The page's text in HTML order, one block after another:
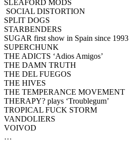
SLEAFORD MODS
SOCIAL DISTORTION
SPLIT DOGS
STARBENDERS
SUGAR first show in Spain since 1993
SUPERCHUNK
THE ADICTS ‘Adios Amigos’
THE DAMN TRUTH
THE DEL FUEGOS
THE HIVES
THE TEMPERANCE MOVEMENT
THERAPY? plays ‘Troublegum’
TROPICAL FUCK STORM
VANDOLIERS
VOIVOD
…